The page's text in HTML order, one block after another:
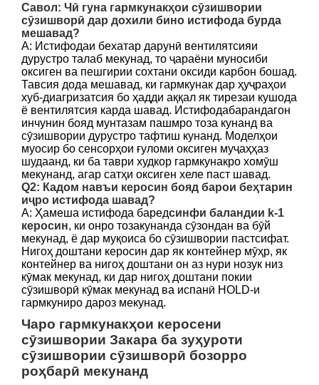
Савол: Чӣ гуна гармкунакҳои сӯзишвории
сӯзишворӣ дар дохили бино истифода бурда
мешавад?
A: Истифодаи бехатар дарунӣ вентилятсияи
дурустро талаб мекунад, то ҷараёни муносиби
оксиген ва пешгирии сохтани оксиди карбон бошад.
Тавсия дода мешавад, ки гармкунак дар ҳуҷраҳои
хуб-диагризатсия бо ҳадди аққал як тирезаи кушода
ё вентилятсия карда шавад. Истифодабарандагон
инчунин бояд мунтазам пашмро тоза кунанд ва
сӯзишвории дурустро тафтиш кунанд. Моделҳои
муосир бо сенсорҳои ғуломи оксиген муҷаҳҳаз
шудаанд, ки ба таври худкор гармкунакро хомӯш
мекунанд, агар сатҳи оксиген хеле паст шавад.
Q2: Кадом навъи керосин бояд барои беҳтарин
иҷро истифода шавад?
А: Ҳамеша истифода баредсинфи баландии k-1
керосин, ки онро тозакунанда сӯзондан ва бӯй
мекунад, ё дар муқоиса бо сӯзишвории пастсифат.
Нигоҳ доштани керосин дар як контейнер мӯҳр, як
контейнер ва нигоҳ доштани он аз нури нозук низ
кӯмак мекунад, ки дар нигоҳ доштани покии
сӯзишворӣ кӯмак мекунад ва испанӣ HOLD-и
гармкуниро дароз мекунад.
Чаро гармкунакҳои керосени
сӯзишвории Закара ба зуҳуроти
сӯзишвории сӯзишворӣ бозорро
роҳбарӣ мекунанд